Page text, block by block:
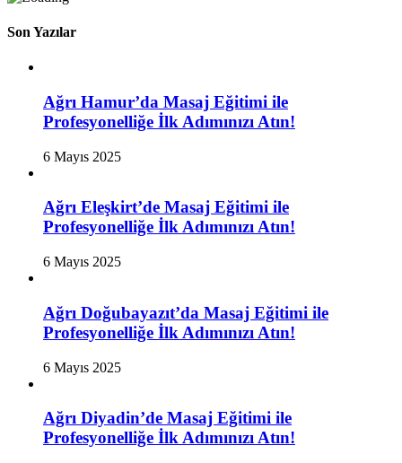
Son Yazılar
Ağrı Hamur’da Masaj Eğitimi ile
Profesyonelliğe İlk Adımınızı Atın!
6 Mayıs 2025
Ağrı Eleşkirt’de Masaj Eğitimi ile
Profesyonelliğe İlk Adımınızı Atın!
6 Mayıs 2025
Ağrı Doğubayazıt’da Masaj Eğitimi ile
Profesyonelliğe İlk Adımınızı Atın!
6 Mayıs 2025
Ağrı Diyadin’de Masaj Eğitimi ile
Profesyonelliğe İlk Adımınızı Atın!